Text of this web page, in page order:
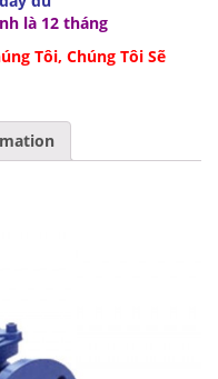
là 12 tháng
Tôi, Chúng Tôi Sẽ